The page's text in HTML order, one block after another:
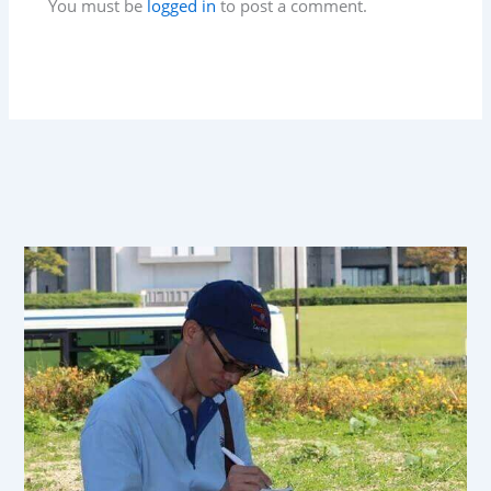
You must be logged in to post a comment.